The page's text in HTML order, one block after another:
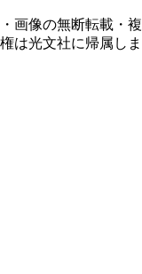
画像の無断転載・複
は光文社に帰属しま